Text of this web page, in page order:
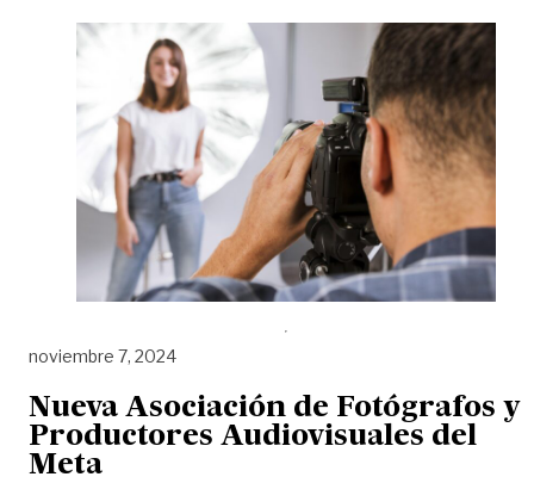
noviembre 7, 2024
Nueva Asociación de Fotógrafos y
Productores Audiovisuales del
Meta